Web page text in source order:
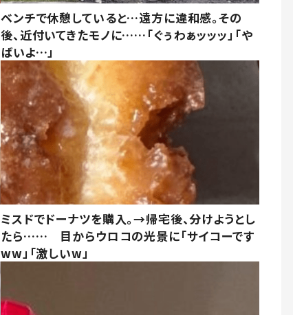
ベンチで休憩していると…遠方に違和感。その
後、近付いてきたモノに……「ぐぅわぁッッッ」「や
ばいよ…」
ミスドでドーナツを購入。→帰宅後、分けようとし
たら…… 目からウロコの光景に「サイコーです
ww」「激しいw」